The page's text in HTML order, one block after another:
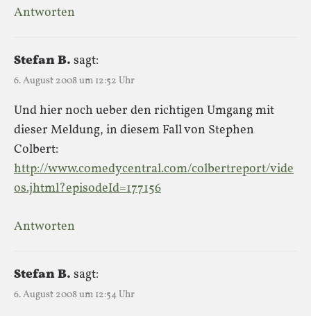
Antworten
Stefan B. sagt:
6. August 2008 um 12:52 Uhr
Und hier noch ueber den richtigen Umgang mit
dieser Meldung, in diesem Fall von Stephen
Colbert:
http://www.comedycentral.com/colbertreport/vide
os.jhtml?episodeId=177156
Antworten
Stefan B. sagt:
6. August 2008 um 12:54 Uhr